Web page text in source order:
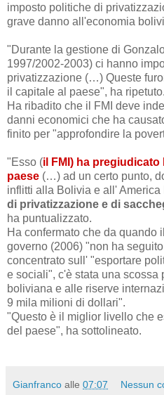
imposto politiche di
grave danno all'economia
"Durante la gestione di
1997/2002-2003) ci hanno
privatizzazione (…) Queste
il capitale al paese", ha ripetuto.
Ha ribadito che il FMI deve
danni economici che ha
finito per "approfondire la
"Esso (il FMI) ha
paese (…) ad un certo punto,
inflitti alla Bolivia e all' America
di privatizzazione e di
ha puntualizzato.
Ha confermato che da quando
governo (2006) "non ha
concentrato sull' "esportare
e sociali", c'è stata una scossa
boliviana e alle riserve
9 mila milioni di dollari".
"Questo è il miglior livello che
del paese", ha sottolineato.
Gianfranco alle 07:07 Nessun